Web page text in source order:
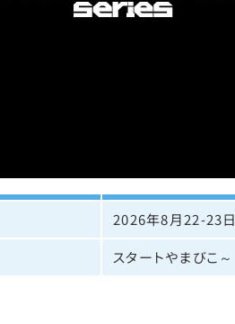
2026年8月22‐23日
スタートやまびこ～